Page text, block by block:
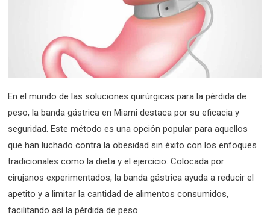
En el mundo de las soluciones quirúrgicas para la pérdida de
peso, la banda gástrica en Miami destaca por su eficacia y
seguridad. Este método es una opción popular para aquellos
que han luchado contra la obesidad sin éxito con los enfoques
tradicionales como la dieta y el ejercicio. Colocada por
cirujanos experimentados, la banda gástrica ayuda a reducir el
apetito y a limitar la cantidad de alimentos consumidos,
facilitando así la pérdida de peso.